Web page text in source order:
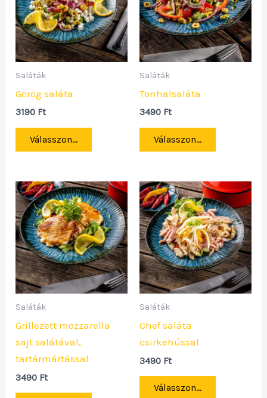
Saláták
Görög saláta
3190 Ft
Válasszon...
Saláták
Tonhalsaláta
3490 Ft
Válasszon...
Saláták
Grillezett mozzarella
sajt salátával,
tartármártással
3490 Ft
Saláták
Chef saláta
csirkehússal
3490 Ft
Válasszon...